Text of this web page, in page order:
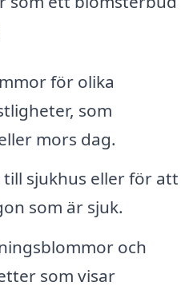
för olika
som
mors dag.
till sjukhus eller för att
som är sjuk.
och
som visar